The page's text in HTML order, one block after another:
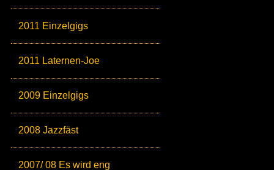
2011 Einzelgigs
2011 Laternen-Joe
2009 Einzelgigs
2008 Jazzfäst
2007/ 08 Es wird eng